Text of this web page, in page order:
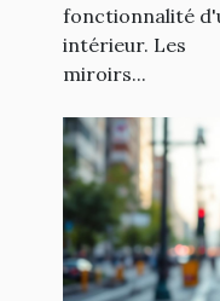
fonctionnalité
intérieur. Les
miroirs...